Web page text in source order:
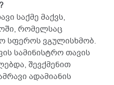
საქმე მაქვს,
რომელსაც
სფეროს ვგულისხმობ.
სამინისტრო თავის
შევქმენით
ადამიანის